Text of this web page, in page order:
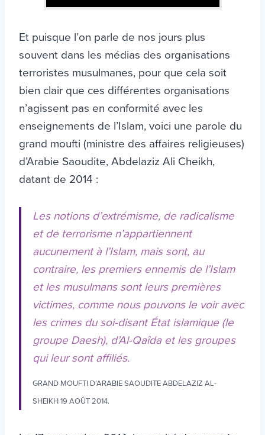
Et puisque l’on parle de nos jours plus
souvent dans les médias des organisations
terroristes musulmanes, pour que cela soit
bien clair que ces différentes organisations
n’agissent pas en conformité avec les
enseignements de l’Islam, voici une parole du
grand moufti (ministre des affaires religieuses)
d’Arabie Saoudite, Abdelaziz Ali Cheikh,
datant de 2014 :
Les notions d’extrémisme, de radicalisme
et de terrorisme n’appartiennent
aucunement à l’Islam, mais sont, au
contraire, les premiers ennemis de l’Islam
et les musulmans sont leurs premières
victimes, comme nous pouvons le voir avec
les crimes du soi-disant État islamique (le
groupe Daesh), d’Al-Qaîda et les groupes
qui leur sont affiliés.
GRAND MOUFTI D’ARABIE SAOUDITE ABDELAZIZ AL-
SHEIKH 19 AOÛT 2014.